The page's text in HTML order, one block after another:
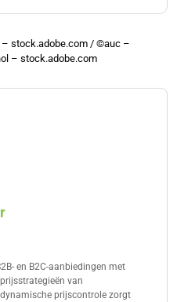
of beschadigde
FBA, verzendfouten
stock.adobe.com / ©auc –
– stock.adobe.com
en B2C-aanbiedingen met
van
dynamische prijscontrole zorgt